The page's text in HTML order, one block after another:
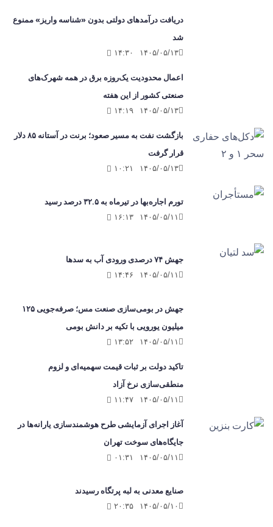
دریافت درآمدهای دولتی بدون «شناسه واریز» ممنوع
شد
۱۴۰۵/۰۵/۱۳ ۱۴:۳۰
اعمال محدودیت یک‌روزه برق در همه شهرک‌های
صنعتی کشور از این هفته
۱۴۰۵/۰۵/۱۳ ۱۴:۱۹
بازگشت نفت به مسیر صعود؛ برنت در آستانه ۸۵ دلار
قرار گرفت
۱۴۰۵/۰۵/۱۳ ۱۰:۲۱
تورم اجاره‌بها در تیرماه به ۳۲.۵ درصد رسید
۱۴۰۵/۰۵/۱۱ ۱۶:۱۳
جهش ۷۴ درصدی ورودی آب به سدها
۱۴۰۵/۰۵/۱۱ ۱۴:۴۶
جهش در بومی‌سازی صنعت مس؛ صرفه‌جویی ۱۲۵
میلیون یورویی با تکیه بر دانش بومی
۱۴۰۵/۰۵/۱۱ ۱۳:۵۲
تاکید دولت بر ثبات قیمت سهمیه‌ای و لزوم
منطقی‌سازی نرخ آزاد
۱۴۰۵/۰۵/۱۱ ۱۱:۴۷
آغاز اجرای آزمایشی طرح هوشمندسازی یارانه‌ها در
جایگاه‌های سوخت تهران
۱۴۰۵/۰۵/۱۱ ۰۱:۳۱
صنایع معدنی به لبه پرتگاه رسیدند
۱۴۰۵/۰۵/۱۰ ۲۰:۳۵